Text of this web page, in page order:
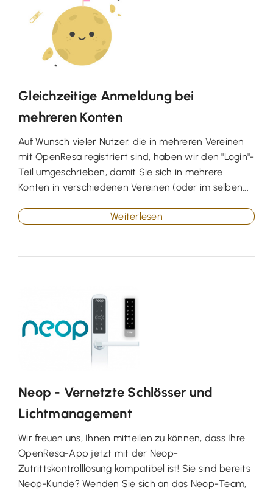
Gleichzeitige Anmeldung bei
mehreren Konten
Auf Wunsch vieler Nutzer, die in mehreren Vereinen
mit OpenResa registriert sind, haben wir den "Login"-
Teil umgeschrieben, damit Sie sich in mehrere
Konten in verschiedenen Vereinen (oder im selben...
Weiterlesen
Neop - Vernetzte Schlösser und
Lichtmanagement
Wir freuen uns, Ihnen mitteilen zu können, dass Ihre
OpenResa-App jetzt mit der Neop-
Zutrittskontrolllösung kompatibel ist! Sie sind bereits
Neop-Kunde? Wenden Sie sich an das Neop-Team,